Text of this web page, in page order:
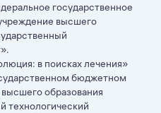
государственное
высшего
в поисках лечения»
бюджетном
образования
технологический